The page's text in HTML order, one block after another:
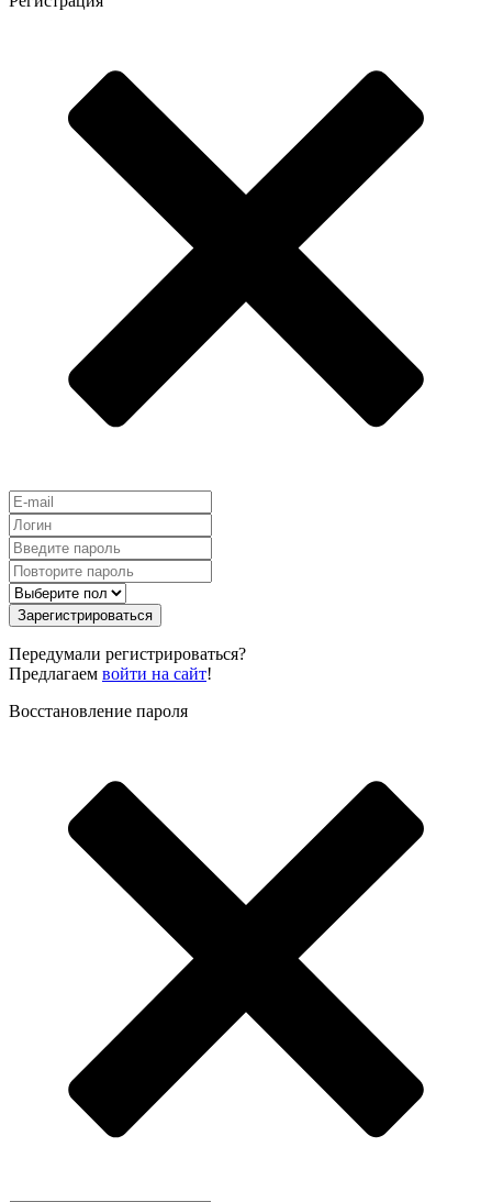
Зарегистрироваться
Передумали регистрироваться?
Предлагаем войти на сайт!
Восстановление пароля